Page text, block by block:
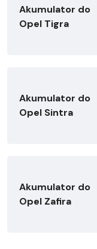
Akumulator do
Opel Tigra
Akumulator do
Opel Sintra
Akumulator do
Opel Zafira